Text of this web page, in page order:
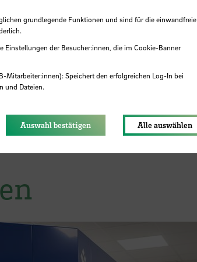
ein klares Signal für die
Die
grundlegende Funktionen und sind für die einwandfreie
Einstellungen der Besucher:innen, die im Cookie-Banner
Mitarbeiter:innen): Speichert den erfolgreichen Log-In bei
und Dateien.
Auswahl bestätigen Alle auswählen